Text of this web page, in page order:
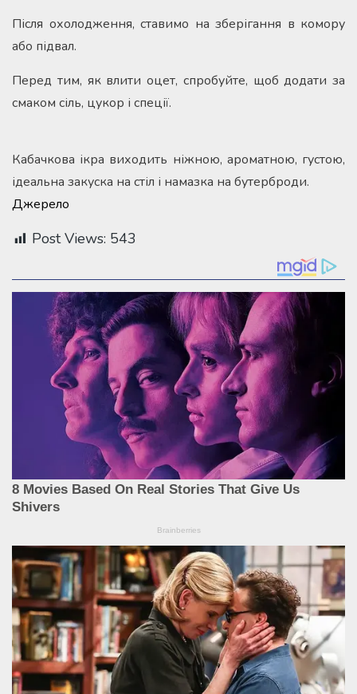
Після охолодження, ставимо на зберігання в комору
або підвал.
Перед тим, як влити оцет, спробуйте, щоб додати за
смаком сіль, цукор і спеції.
Кабачкова ікра виходить ніжною, ароматною, густою,
ідеальна закуска на стіл і намазка на бутерброди.
Джерело
Post Views: 543